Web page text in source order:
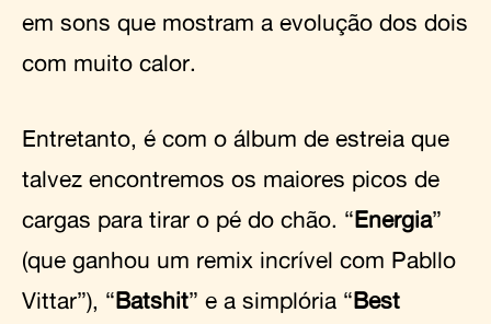
em sons que mostram a evolução dos dois
com muito calor.
Entretanto, é com o álbum de estreia que
talvez encontremos os maiores picos de
cargas para tirar o pé do chão. “Energia”
(que ganhou um remix incrível com Pabllo
Vittar”), “Batshit” e a simplória “Best